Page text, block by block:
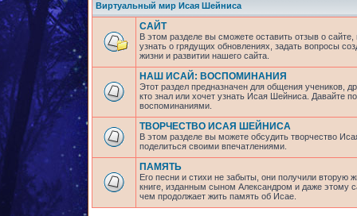
Виртуальный мир Исая Шейниса
САЙТ
В этом разделе вы сможете оставить отзыв о
узнать о грядущих обновлениях, задать вопросы
жизни и развитии нашего сайта.
НАШ ИСАЙ: ВОСПОМИНАНИЯ
Этот раздел предназначен для общения учеников,
кто знал или хочет узнать Исая Шейниса. Давайте
воспоминаниями.
ТВОРЧЕСТВО ИСАЯ ШЕЙНИСА
В этом разделе вы можете обсудить творчество
поделиться своими впечатлениями.
ПАМЯТЬ
Его песни и стихи не забыты, они получили вторую
книге, изданным сыном Александром и даже этому
чем продолжает жить память об Исае.